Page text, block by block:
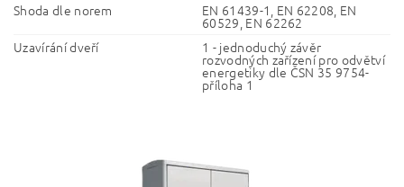
Shoda dle norem
EN 61439-1, EN 62208, EN
60529, EN 62262
Uzavírání dveří
1 - jednoduchý závěr
rozvodných zařízení pro odvětví
energetiky dle ČSN 35 9754-
příloha 1